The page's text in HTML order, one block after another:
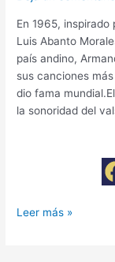
En 1965,
Luis Abanto
país andino,
sus canciones
dio fama
la sonoridad del
Leer más »